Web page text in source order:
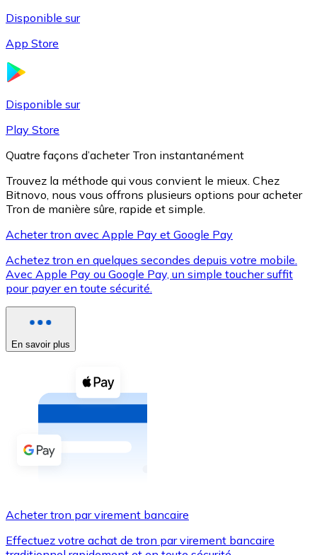
XRP
XRP
Voir toutes
Coupons crypto
Achetez des cryptomonnaies en espèces et d'autres
Acheter avec espèces
Virement SEPA
Utilisez les cartes Visa et Mastercard pour acheter
Disponible sur
App Store
Disponible sur
Play Store
Quatre façons d’acheter Tron instantanément
Trouvez la méthode qui vous convient le mieux. Chez
Bitnovo, nous vous offrons plusieurs options pour acheter
Tron de manière sûre, rapide et simple.
Acheter tron avec Apple Pay et Google Pay
Achetez tron en quelques secondes depuis votre mobile.
Avec Apple Pay ou Google Pay, un simple toucher suffit
pour payer en toute sécurité.
En savoir plus
Acheter tron par virement bancaire
Effectuez votre achat de tron par virement bancaire